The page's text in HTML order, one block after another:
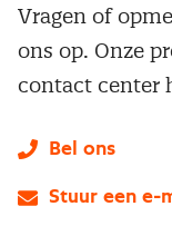
Vragen of
ons op. Onze
contact center
Bel ons
Stuur een e-